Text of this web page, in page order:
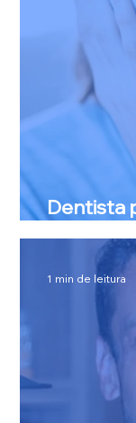
Dentista
Jardim
1 min de leitura